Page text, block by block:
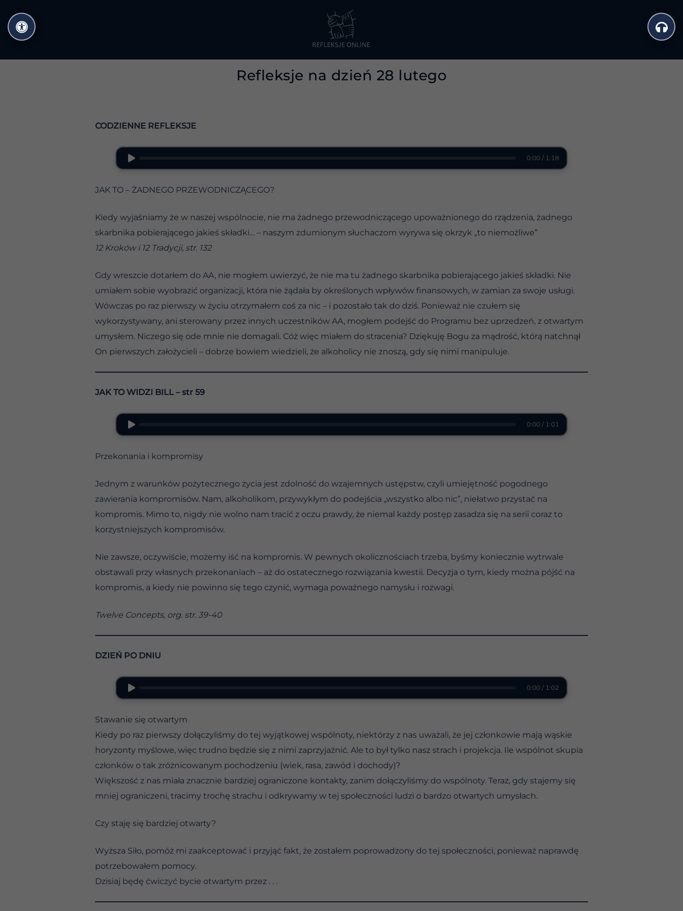
do
treści
Refleksje na dzień 28 lutego
CODZIENNE REFLEKSJE
0:00 / 1:18
JAK TO – ŻADNEGO PRZEWODNICZĄCEGO?
Kiedy wyjaśniamy że w naszej wspólnocie, nie ma żadnego przewodniczącego upoważnionego do rządzenia, żadnego
skarbnika pobierającego jakieś składki… – naszym zdumionym słuchaczom wyrywa się okrzyk „to niemożliwe”
12 Kroków i 12 Tradycji, str. 132
Gdy wreszcie dotarłem do AA, nie mogłem uwierzyć, że nie ma tu żadnego skarbnika pobierającego jakieś składki. Nie
umiałem sobie wyobrazić organizacji, która nie żądała by określonych wpływów finansowych, w zamian za swoje usługi.
Wówczas po raz pierwszy w życiu otrzymałem coś za nic – i pozostało tak do dziś. Ponieważ nie czułem się
wykorzystywany, ani sterowany przez innych uczestników AA, mogłem podejść do Programu bez uprzedzeń, z otwartym
umysłem. Niczego się ode mnie nie domagali. Cóż więc miałem do stracenia? Dziękuję Bogu za mądrość, którą natchnął
On pierwszych założycieli – dobrze bowiem wiedzieli, że alkoholicy nie znoszą, gdy się nimi manipuluje.
JAK TO WIDZI BILL – str 59
0:00 / 1:01
Przekonania i kompromisy
Jednym z warunków pożytecznego życia jest zdolność do wzajemnych ustępstw, czyli umiejętność pogodnego
zawierania kompromisów. Nam, alkoholikom, przywykłym do podejścia „wszystko albo nic”, niełatwo przystać na
kompromis. Mimo to, nigdy nie wolno nam tracić z oczu prawdy, że niemal każdy postęp zasadza się na serii coraz to
korzystniejszych kompromisów.
Nie zawsze, oczywiście, możemy iść na kompromis. W pewnych okolicznościach trzeba, byśmy koniecznie wytrwale
obstawali przy własnych przekonaniach – aż do ostatecznego rozwiązania kwestii. Decyzja o tym, kiedy można pójść na
kompromis, a kiedy nie powinno się tego czynić, wymaga poważnego namysłu i rozwagi.
Twelve Concepts, org. str. 39-40
DZIEŃ PO DNIU
0:00 / 1:02
Stawanie się otwartym
Kiedy po raz pierwszy dołączyliśmy do tej wyjątkowej wspólnoty, niektórzy z nas uważali, że jej członkowie mają wąskie
horyzonty myślowe, więc trudno będzie się z nimi zaprzyjaźnić. Ale to był tylko nasz strach i projekcja. Ile wspólnot skupia
członków o tak zróżnicowanym pochodzeniu (wiek, rasa, zawód i dochody)?
Większość z nas miała znacznie bardziej ograniczone kontakty, zanim dołączyliśmy do wspólnoty. Teraz, gdy stajemy się
mniej ograniczeni, tracimy trochę strachu i odkrywamy w tej społeczności ludzi o bardzo otwartych umysłach.
Czy staję się bardziej otwarty?
Wyższa Siło, pomóż mi zaakceptować i przyjąć fakt, że zostałem poprowadzony do tej społeczności, ponieważ naprawdę
potrzebowałem pomocy.
Dzisiaj będę ćwiczyć bycie otwartym przez . . .